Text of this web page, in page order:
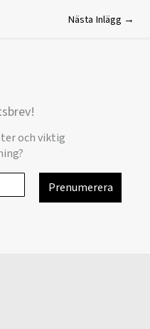
Nästa Inlägg →
och viktig